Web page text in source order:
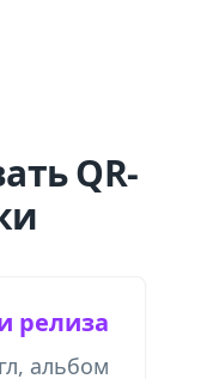
QR-
релиза
альбом